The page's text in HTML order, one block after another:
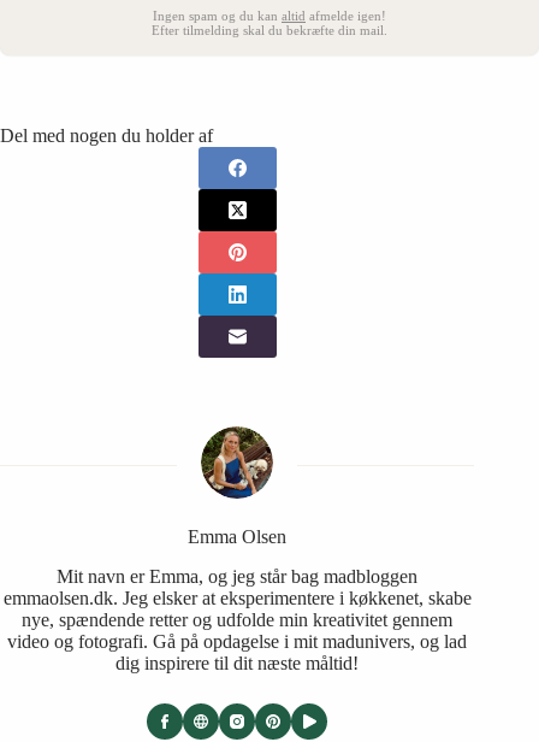
Ingen spam og du kan altid afmelde igen!
Efter tilmelding skal du bekræfte din mail.
Del med nogen du holder af
Emma Olsen
Mit navn er Emma, og jeg står bag madbloggen
emmaolsen.dk. Jeg elsker at eksperimentere i køkkenet, skabe
nye, spændende retter og udfolde min kreativitet gennem
video og fotografi. Gå på opdagelse i mit madunivers, og lad
dig inspirere til dit næste måltid!